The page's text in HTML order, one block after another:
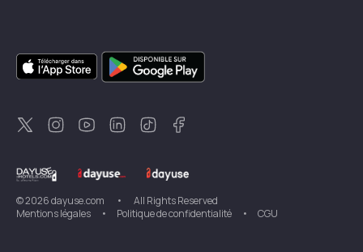
DayuseSingapour
DayuseSuède
DayuseThaïlande
DayuseNouvelle-Zélande
DayuseTurquie
©2026dayuse.com •
All Rights Reserved
Mentions légales
• Politique de confidentialité • CGU